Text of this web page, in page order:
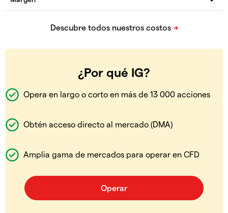
¿Por qué IG?
Opera en largo o corto en más de 13 000 acciones
Obtén acceso directo al mercado (DMA)
Amplia gama de mercados para operar en CFD